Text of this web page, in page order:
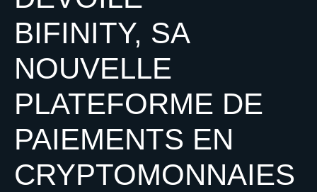
BIFINITY, SA
NOUVELLE
PLATEFORME DE
PAIEMENTS EN
CRYPTOMONNAIES